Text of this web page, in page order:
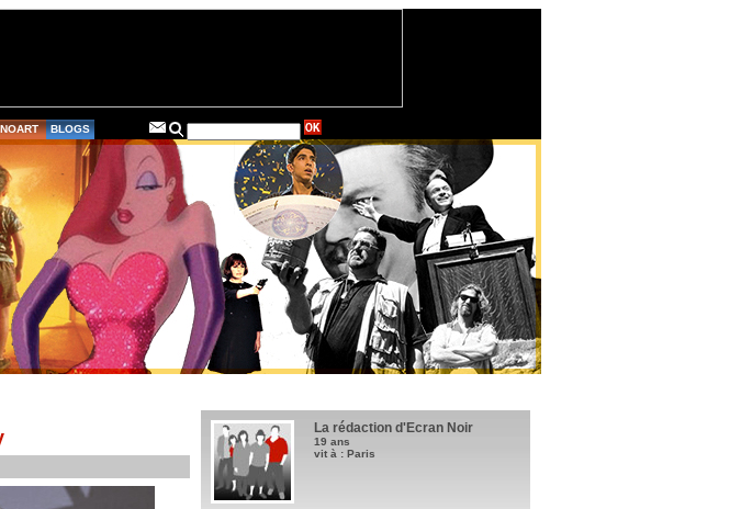
BLOGS
La rédaction d'Ecran Noir
19 ans
vit à : Paris